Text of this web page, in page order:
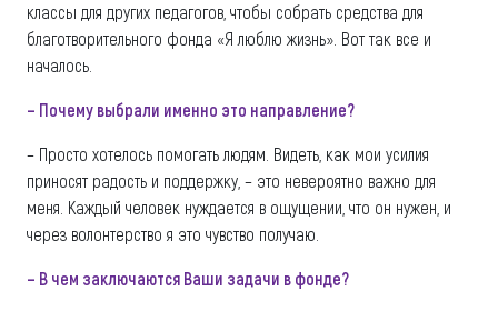
классы для других педагогов, чтобы собрать средства для
благотворительного фонда «Я люблю жизнь». Вот так все и
началось.
– Почему выбрали именно это направление?
– Просто хотелось помогать людям. Видеть, как мои усилия
приносят радость и поддержку, – это невероятно важно для
меня. Каждый человек нуждается в ощущении, что он нужен, и
через волонтерство я это чувство получаю.
– В чем заключаются Ваши задачи в фонде?